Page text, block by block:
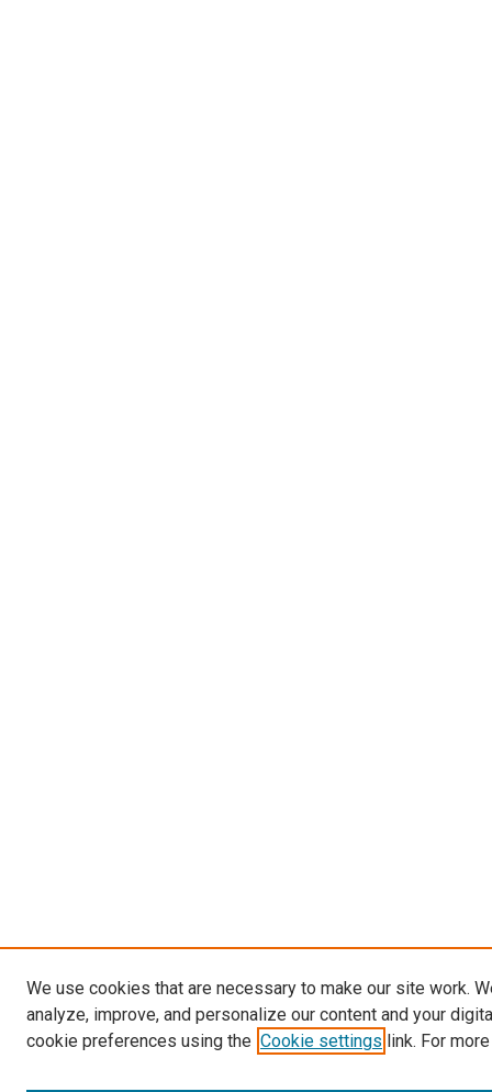
We use cookies that are necessary to make our site work.
analyze, improve, and personalize our content and your
cookie preferences using the Cookie settings link. For